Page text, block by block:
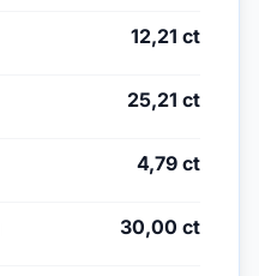
12,21 ct
25,21 ct
4,79 ct
30,00 ct